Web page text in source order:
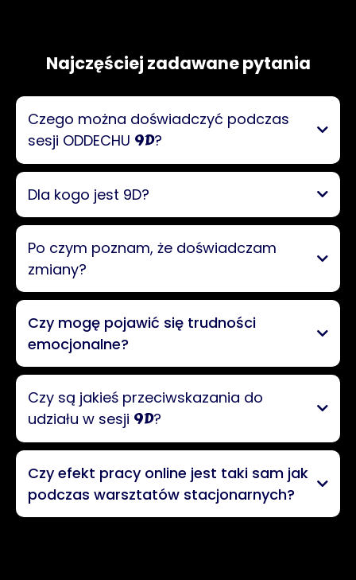
Najczęściej zadawane pytania
Czego można doświadczyć podczas
sesji ODDECHU 9D?
Głębszy kontakt z ciałem
Nowa perspektywa na życie
Uwolnienie i wybaczenie
Uzdrawianie traum
Doświadczenia duchowe
Dla kogo jest 9D?
Po czym poznam, że doświadczam
zmiany?
Zwiększoną samoświadomość
Poprawioną równowagę emocjonalną
Czy mogę pojawić się trudności
emocjonalne?
Czy są jakieś przeciwskazania do
udziału w sesji 9D?
Schizofrenia
Czy efekt pracy online jest taki sam jak
podczas warsztatów stacjonarnych?